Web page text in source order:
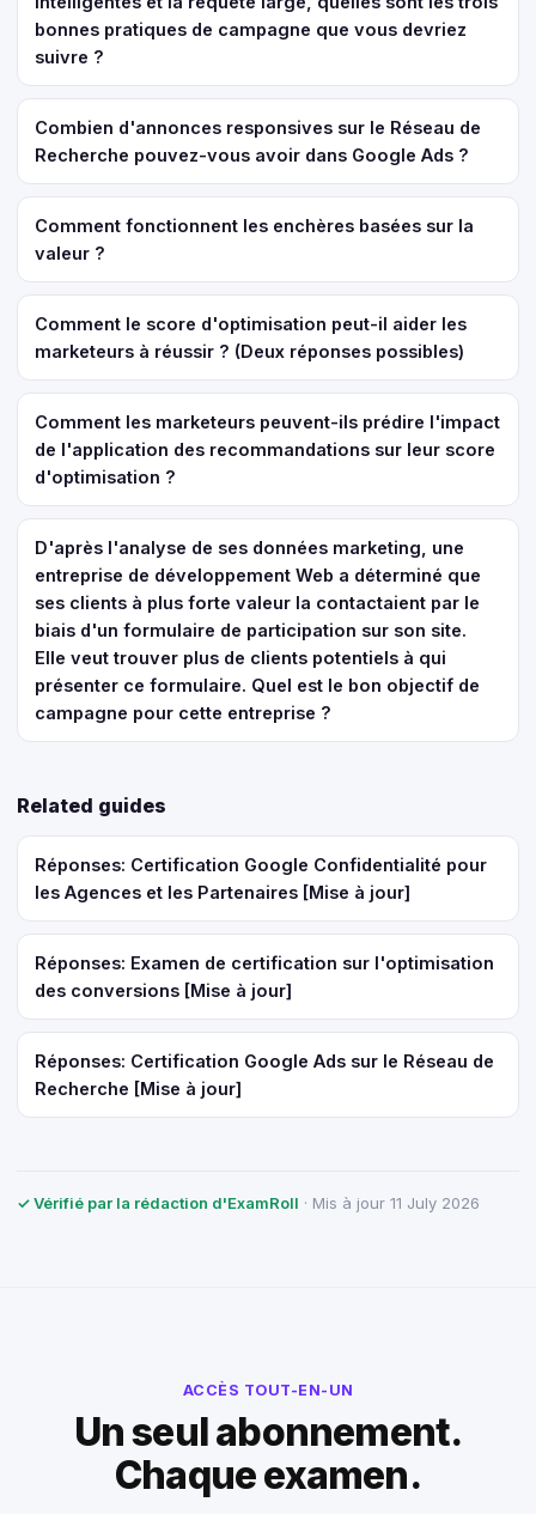
bonnes pratiques de campagne que vous devriez
suivre ?
Combien d'annonces responsives sur le Réseau de
Recherche pouvez-vous avoir dans Google Ads ?
Comment fonctionnent les enchères basées sur la
valeur ?
Comment le score d'optimisation peut-il aider les
marketeurs à réussir ? (Deux réponses possibles)
Comment les marketeurs peuvent-ils prédire l'impact
de l'application des recommandations sur leur score
d'optimisation ?
D'après l'analyse de ses données marketing, une
entreprise de développement Web a déterminé que
ses clients à plus forte valeur la contactaient par le
biais d'un formulaire de participation sur son site.
Elle veut trouver plus de clients potentiels à qui
présenter ce formulaire. Quel est le bon objectif de
campagne pour cette entreprise ?
Related guides
Réponses: Certification Google Confidentialité pour
les Agences et les Partenaires [Mise à jour]
Réponses: Examen de certification sur l'optimisation
des conversions [Mise à jour]
Réponses: Certification Google Ads sur le Réseau de
Recherche [Mise à jour]
✓ Vérifié par la rédaction d'ExamRoll · Mis à jour 11 July 2026
ACCÈS TOUT-EN-UN
Un seul abonnement.
Chaque examen.